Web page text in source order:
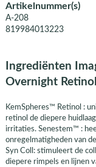
Artikelnummer(s)
A-208
819984013223
Ingrediënten
Overnight
KemSpheres™ Retinol :
retinol de diepere
irritaties. Senestem™ :
onregelmatigheden van
Syn Coll: stimuleert de
diepere rimpels en lijnen